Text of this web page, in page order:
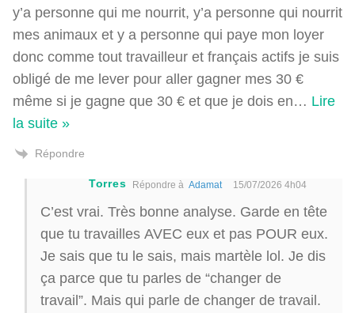
y’a personne qui me nourrit, y’a personne qui nourrit
mes animaux et y a personne qui paye mon loyer
donc comme tout travailleur et français actifs je suis
obligé de me lever pour aller gagner mes 30 €
même si je gagne que 30 € et que je dois en… Lire
la suite »
Répondre
Torres Répondre àAdamat 15/07/2026 4h04
C’est vrai. Très bonne analyse. Garde en tête
que tu travailles AVEC eux et pas POUR eux.
Je sais que tu le sais, mais martèle lol. Je dis
ça parce que tu parles de “changer de
travail”. Mais qui parle de changer de travail.